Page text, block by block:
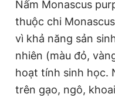
Nấm Monascus
thuộc chi
vì khả năng sản
nhiên (màu đỏ,
hoạt tính sinh học.
trên gạo, ngô,